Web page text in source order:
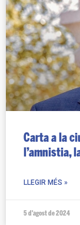
Carta a la
l’amnistia,
LLEGIR MÉS »
5 d'agost de 2024